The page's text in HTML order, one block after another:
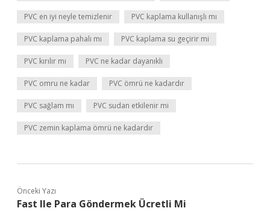
PVC en iyi neyle temizlenir PVC kaplama kullanışlı mı
PVC kaplama pahalı mı PVC kaplama su geçirir mi
PVC kırılır mı PVC ne kadar dayanıklı
PVC omru ne kadar PVC ömrü ne kadardır
PVC sağlam mı PVC sudan etkilenir mi
PVC zemin kaplama ömrü ne kadardır
Önceki Yazı
Fast Ile Para Göndermek Ücretli Mi